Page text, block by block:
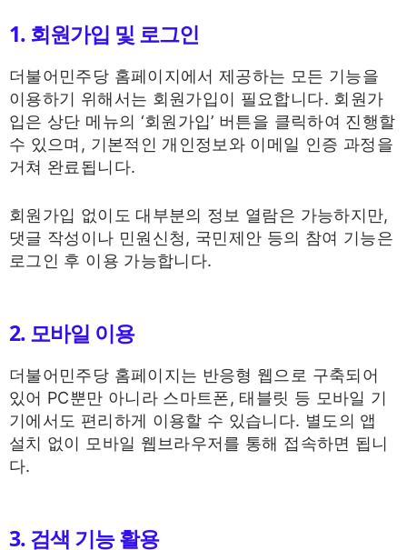
1. 회원가입 및 로그인
더불어민주당 홈페이지에서 제공하는 모든 기능을
이용하기 위해서는 회원가입이 필요합니다. 회원가
입은 상단 메뉴의 ‘회원가입’ 버튼을 클릭하여 진행할
수 있으며, 기본적인 개인정보와 이메일 인증 과정을
거쳐 완료됩니다.
회원가입 없이도 대부분의 정보 열람은 가능하지만,
댓글 작성이나 민원신청, 국민제안 등의 참여 기능은
로그인 후 이용 가능합니다.
2. 모바일 이용
더불어민주당 홈페이지는 반응형 웹으로 구축되어
있어 PC뿐만 아니라 스마트폰, 태블릿 등 모바일 기
기에서도 편리하게 이용할 수 있습니다. 별도의 앱
설치 없이 모바일 웹브라우저를 통해 접속하면 됩니
다.
3. 검색 기능 활용